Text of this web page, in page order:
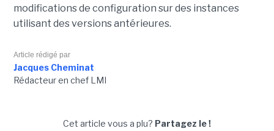
modifications de configuration sur des instances
utilisant des versions antérieures.
Article rédigé par
Jacques Cheminat
Rédacteur en chef LMI
Cet article vous a plu? Partagez le !